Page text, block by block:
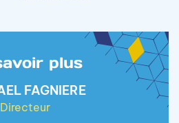
plus
FAGNIERE
Directeur